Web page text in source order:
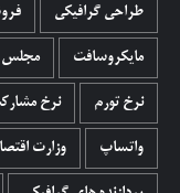
طراحی گرافیکی
مایکروسافت مجلس
نرخ تورم نرخ
واتساپ وزارت